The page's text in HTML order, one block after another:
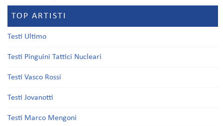
TOP ARTISTI
Testi Ultimo
Testi Pinguini Tattici Nucleari
Testi Vasco Rossi
Testi Jovanotti
Testi Marco Mengoni